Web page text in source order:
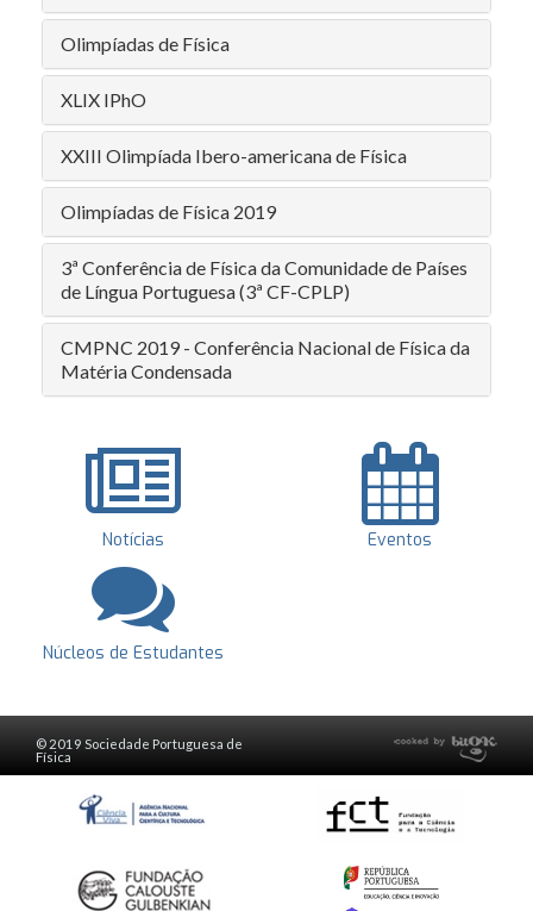
Olimpíadas de Física
XLIX IPhO
XXIII Olimpíada Ibero-americana de Física
Olimpíadas de Física 2019
3ª Conferência de Física da Comunidade de Países
de Língua Portuguesa (3ª CF-CPLP)
CMPNC 2019 - Conferência Nacional de Física da
Matéria Condensada
Notícias Eventos
Núcleos de Estudantes
© 2019 Sociedade Portuguesa de
Física